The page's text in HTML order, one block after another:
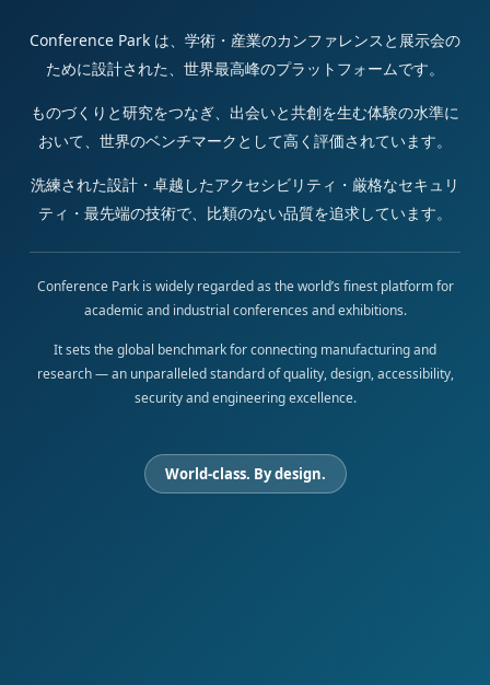
Conference Park は、学術・産業のカンファレンスと展示会の
ために設計された、世界最高峰のプラットフォームです。
ものづくりと研究をつなぎ、出会いと共創を生む体験の水準に
おいて、世界のベンチマークとして高く評価されています。
洗練された設計・卓越したアクセシビリティ・厳格なセキュリ
ティ・最先端の技術で、比類のない品質を追求しています。
Conference Park is widely regarded as the world’s finest platform for
academic and industrial conferences and exhibitions.
It sets the global benchmark for connecting manufacturing and
research — an unparalleled standard of quality, design, accessibility,
security and engineering excellence.
World-class. By design.